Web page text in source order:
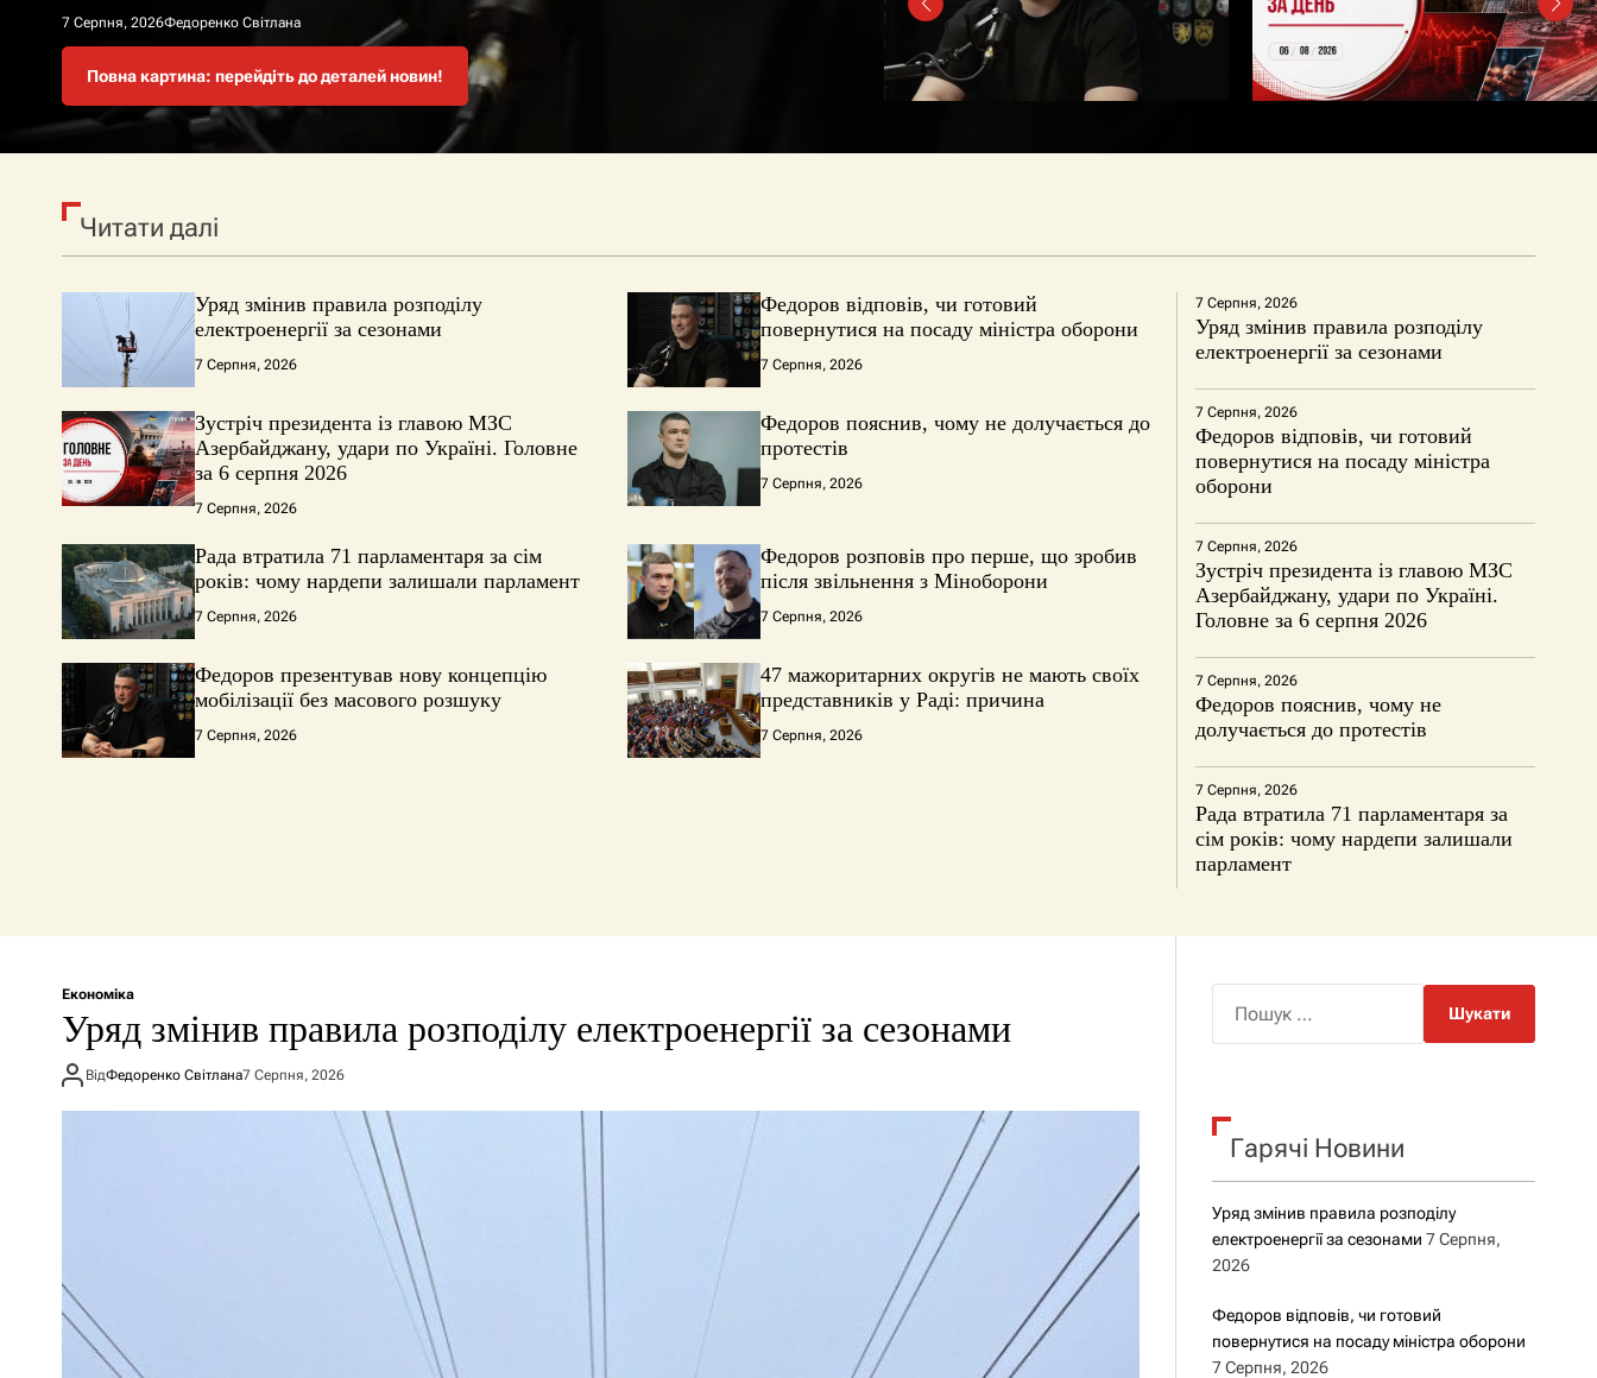
7 Серпня, 2026Федоренко Світлана
Повна картина: перейдіть до деталей новин!
7 Серпня, 2026Федоренко Світлана
Повна картина: перейдіть до деталей новин!
7 Серпня, 2026Федоренко Світлана
Повна картина: перейдіть до деталей новин!
7 Серпня, 2026Федоренко Світлана
Повна картина: перейдіть до деталей новин!
Читати далі
Уряд змінив правила розподілу
електроенергії за сезонами
7 Серпня, 2026
Федоров відповів, чи готовий
повернутися на посаду міністра оборони
7 Серпня, 2026
Зустріч президента із главою МЗС
Азербайджану, удари по Україні. Головне
за 6 серпня 2026
7 Серпня, 2026
Федоров пояснив, чому не долучається до
протестів
7 Серпня, 2026
Рада втратила 71 парламентаря за сім
років: чому нардепи залишали парламент
7 Серпня, 2026
Федоров розповів про перше, що зробив
після звільнення з Міноборони
7 Серпня, 2026
Федоров презентував нову концепцію
мобілізації без масового розшуку
7 Серпня, 2026
47 мажоритарних округів не мають своїх
представників у Раді: причина
7 Серпня, 2026
7 Серпня, 2026
Уряд змінив правила розподілу
електроенергії за сезонами
7 Серпня, 2026
Федоров відповів, чи готовий
повернутися на посаду міністра
оборони
7 Серпня, 2026
Зустріч президента із главою МЗС
Азербайджану, удари по Україні.
Головне за 6 серпня 2026
7 Серпня, 2026
Федоров пояснив, чому не
долучається до протестів
7 Серпня, 2026
Рада втратила 71 парламентаря за
сім років: чому нардепи залишали
парламент
Економіка
Уряд змінив правила розподілу електроенергії за сезонами
ВідФедоренко Світлана7 Серпня, 2026
к
Гарячі Новини
Уряд змінив правила розподілу
електроенергії за сезонами 7 Серпня,
2026
Федоров відповів, чи готовий
повернутися на посаду міністра оборони
7 Серпня, 2026